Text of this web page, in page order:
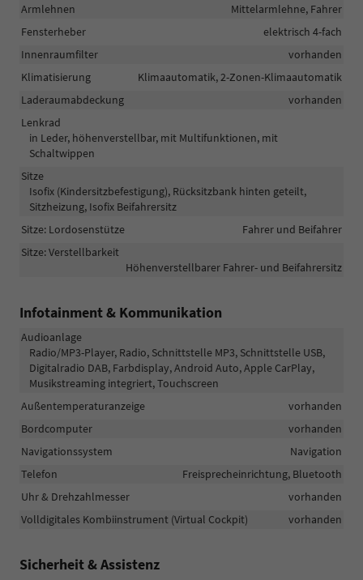
Armlehnen
Mittelarmlehne, Fahrer
Fensterheber
elektrisch 4-fach
Innenraumfilter
vorhanden
Klimatisierung
Klimaautomatik, 2-Zonen-Klimaautomatik
Laderaumabdeckung
vorhanden
Lenkrad
in Leder, höhenverstellbar, mit Multifunktionen, mit
Schaltwippen
Sitze
Isofix (Kindersitzbefestigung), Rücksitzbank hinten geteilt,
Sitzheizung, Isofix Beifahrersitz
Sitze: Lordosenstütze
Fahrer und Beifahrer
Sitze: Verstellbarkeit
Höhenverstellbarer Fahrer- und Beifahrersitz
Infotainment & Kommunikation
Audioanlage
Radio/MP3-Player, Radio, Schnittstelle MP3, Schnittstelle USB,
Digitalradio DAB, Farbdisplay, Android Auto, Apple CarPlay,
Musikstreaming integriert, Touchscreen
Außentemperaturanzeige
vorhanden
Bordcomputer
vorhanden
Navigationssystem
Navigation
Telefon
Freisprecheinrichtung, Bluetooth
Uhr & Drehzahlmesser
vorhanden
Volldigitales Kombiinstrument (Virtual Cockpit)
vorhanden
Sicherheit & Assistenz